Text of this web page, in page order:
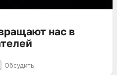
нас в
Обсудить